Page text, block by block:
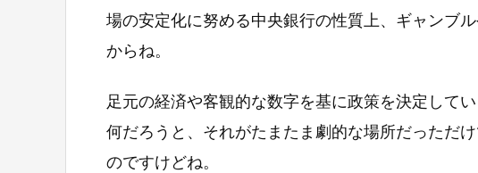
場の安定化に努める中央銀行の性質上、ギャンブ
からね。
足元の経済や客観的な数字を基に政策を決定して
何だろうと、それがたまたま劇的な場所だっただ
のですけどね。